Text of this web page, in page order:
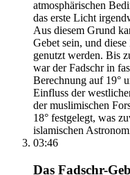
atmosphärischen
das erste Licht
Aus diesem Grund
Gebet sein, und
genutzt werden. Bis
war der Fadschr in
Berechnung auf 19°
Einfluss der
der muslimischen
18° festgelegt, was
islamischen
03:46
Das Fadschr-